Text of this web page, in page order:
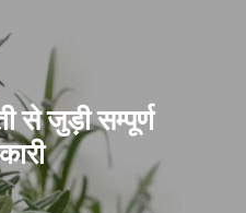
से जुड़ी सम्पूर्ण